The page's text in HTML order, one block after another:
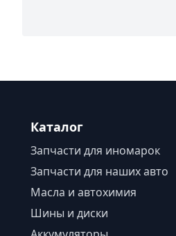
Каталог
Запчасти для иномарок
Запчасти для наших авто
Масла и автохимия
Шины и диски